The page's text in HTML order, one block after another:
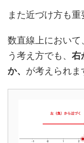
また近づけ方も重
数直線上におい
う考え方でも、 右
か、 が考えられま